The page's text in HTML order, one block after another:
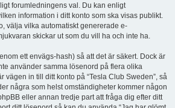
forumledningens val. Du kan enligt
information i ditt konto som ska visas publikt.
välja vilka automatiskt genererade e-
skickar ut som du vill ha och inte ha.
ett envägs-hash) så att det är säkert. Dock är
använder samma lösenord på flera olika
vägen in till ditt konto på “Tesla Club Sweden”, så
några som helst omständigheter kommer någon
eller annan tredje part att fråga dig efter ditt